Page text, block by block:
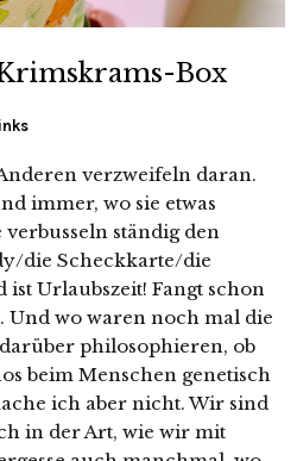
Box
verzweifeln daran.
immer, wo sie etwas
ständig den
die Scheckkarte/die
ist Urlaubszeit! Fangt schon
Und wo waren noch mal die
philosophieren, ob
beim Menschen genetisch
ich aber nicht. Wir sind
in der Art, wie wir mit